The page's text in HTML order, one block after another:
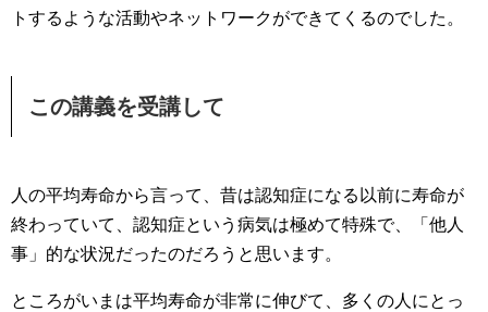
トするような活動やネットワークができてくるのでした。
この講義を受講して
人の平均寿命から言って、昔は認知症になる以前に寿命が
終わっていて、認知症という病気は極めて特殊で、「他人
事」的な状況だったのだろうと思います。
ところがいまは平均寿命が非常に伸びて、多くの人にとっ